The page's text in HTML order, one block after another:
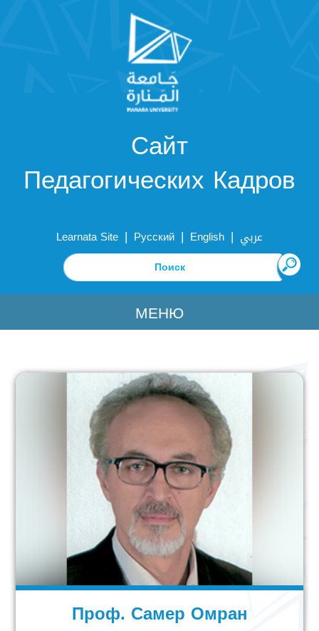
Сайт
Педагогических Кадров
Learnata Site | Русский | English | عربي
МЕНЮ
Проф. Самер Омран